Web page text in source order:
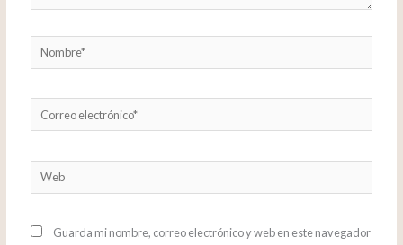
Nombre*
electrónico*
Web
Guarda mi nombre, correo electrónico y web en este navegador